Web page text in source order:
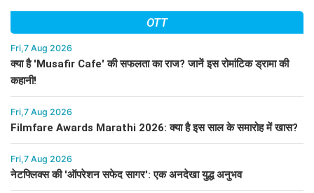
OTT
Fri,7 Aug 2026
क्या है 'Musafir Cafe' की सफलता का राज? जानें इस रोमांटिक ड्रामा की
कहानी!
Fri,7 Aug 2026
Filmfare Awards Marathi 2026: क्या है इस साल के समारोह में खास?
Fri,7 Aug 2026
नेटफ्लिक्स की 'ऑपरेशन सफेद सागर': एक अनदेखा युद्ध अनुभव